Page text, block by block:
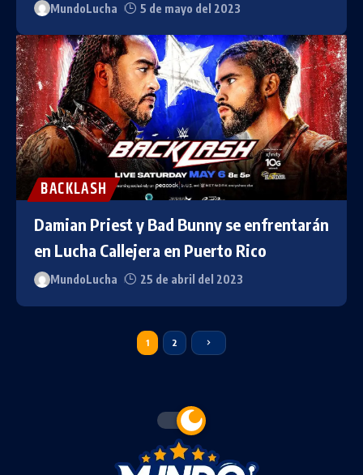
MundoLucha 5 de mayo del 2023
BACKLASH
Damian Priest y Bad Bunny se enfrentarán
en Lucha Callejera en Puerto Rico
MundoLucha 25 de abril del 2023
1 2